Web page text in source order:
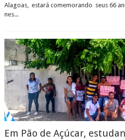
Alagoas, estará comemorando seus 66
nes...
Em Pão de Açúcar,